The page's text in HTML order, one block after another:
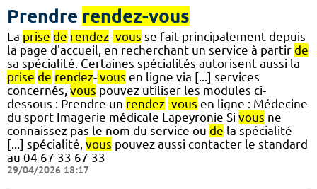
Prendre rendez-vous
La prise de rendez- vous se fait principalement depuis
la page d'accueil, en recherchant un service à partir de
sa spécialité. Certaines spécialités autorisent aussi la
prise de rendez- vous en ligne via [...] services
concernés, vous pouvez utiliser les modules ci-
dessous : Prendre un rendez- vous en ligne : Médecine
du sport Imagerie médicale Lapeyronie Si vous ne
connaissez pas le nom du service ou de la spécialité
[...] spécialité, vous pouvez aussi contacter le standard
au 04 67 33 67 33
29/04/2026 18:17